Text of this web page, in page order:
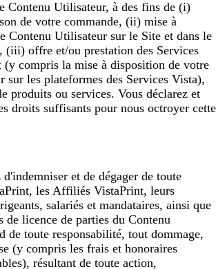
Contenu Utilisateur, à des fins de (i)
de votre commande, (ii) mise à
Contenu Utilisateur sur le Site et dans le
(iii) offre et/ou prestation des Services
compris la mise à disposition de votre
sur les plateformes des Services Vista),
produits ou services. Vous déclarez et
droits suffisants pour nous octroyer cette
et de dégager de toute
les Affiliés VistaPrint, leurs
salariés et mandataires, ainsi que
de licence de parties du Contenu
de toute responsabilité, tout dommage,
(y compris les frais et honoraires
résultant de toute action,